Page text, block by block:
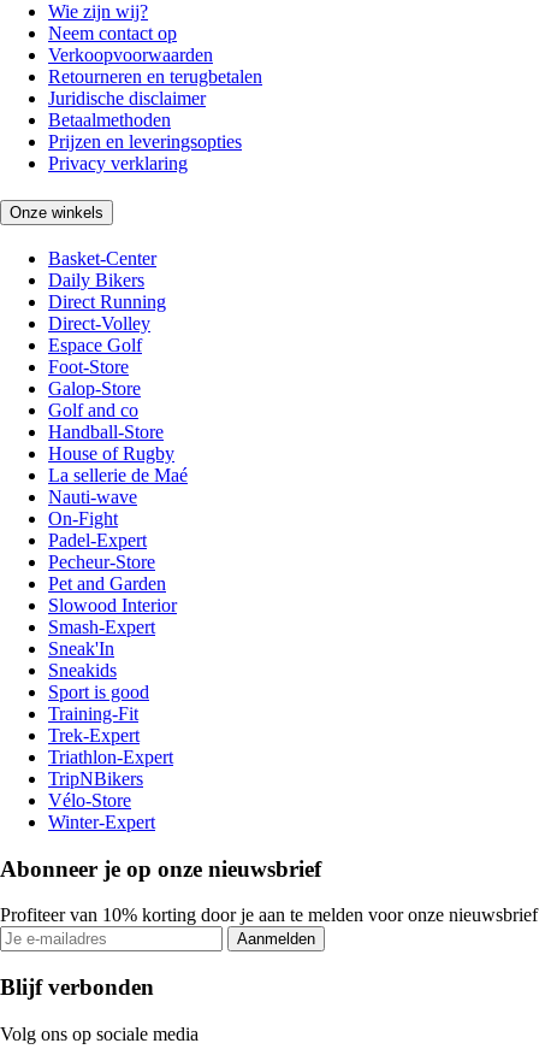
Wie zijn wij?
Neem contact op
Verkoopvoorwaarden
Retourneren en terugbetalen
Juridische disclaimer
Betaalmethoden
Prijzen en leveringsopties
Privacy verklaring
Onze winkels
Basket-Center
Daily Bikers
Direct Running
Direct-Volley
Espace Golf
Foot-Store
Galop-Store
Golf and co
Handball-Store
House of Rugby
La sellerie de Maé
Nauti-wave
On-Fight
Padel-Expert
Pecheur-Store
Pet and Garden
Slowood Interior
Smash-Expert
Sneak'In
Sneakids
Sport is good
Training-Fit
Trek-Expert
Triathlon-Expert
TripNBikers
Vélo-Store
Winter-Expert
Abonneer je op onze nieuwsbrief
Profiteer van 10% korting door je aan te melden voor onze nieuwsbrief
Aanmelden
Blijf verbonden
Volg ons op sociale media